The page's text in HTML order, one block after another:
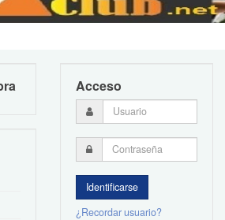
Acceso
¿Recordar usuario?